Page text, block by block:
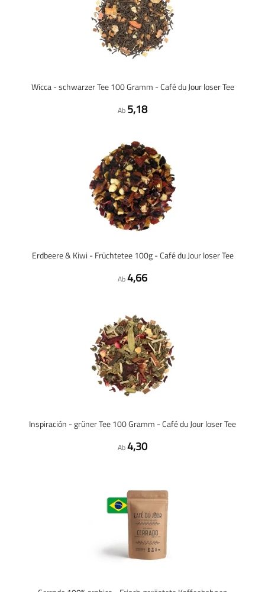
Wicca - schwarzer Tee 100 Gramm - Café du Jour loser Tee
Ab 5,18
Erdbeere & Kiwi - Früchtetee 100g - Café du Jour loser Tee
Ab4,66
Inspiración - grüner Tee 100 Gramm - Café du Jour loser Tee
Ab4,30